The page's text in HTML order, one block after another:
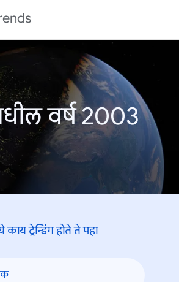
वर्ष 2003
काय ट्रेन्डिंंग होते ते पहा